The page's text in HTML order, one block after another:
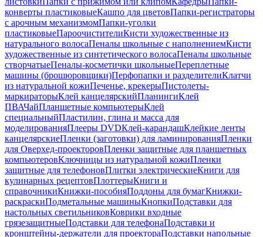
конверты пластиковыеКашпо для цветовПапки-регистраторы
с арочным механизмомПапки-уголки
пластиковыеПароочистителиКисти художественные из
натурального волосаПеналы школьные с наполнениемКисти
художественные из синтетического волосаПеналы школьные
створчатыеПеналы-косметички школьныеПереплетные
машины (брошюровщики)Перфопапки и разделителиКлатчи
из натуральной кожиПеченье, крекерыПистолеты-
маркираторыКлей канцелярскийПланингиКлей
ПВАЧайПланшетные компьютерыКлей
специальныйПластилин, глина и масса для
моделированияПлееры DVDКлей-карандашКлейкие ленты
канцелярскиеПленки (заготовки) для ламинированияПленки
для Оверхед-проекторовПленки защитные для планшетных
компьютеровКлючницы из натуральной кожиПленки
защитные для телефоновПлитки электрическиеКниги для
кулинарных рецептовПлоттерыКниги и
справочникиКнижки-пособияПоддоны для бумагКнижки-
раскраскиПодметальные машиныКнопкиПодставки для
настольных светильниковКоврики входные
грязезащитныеПодставки для телефонаПодставки и
кронштейны-держатели для проектораПодставки напольные